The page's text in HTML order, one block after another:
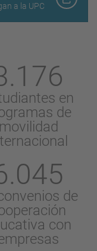
a la UPC
en
de
movilidad
de
con